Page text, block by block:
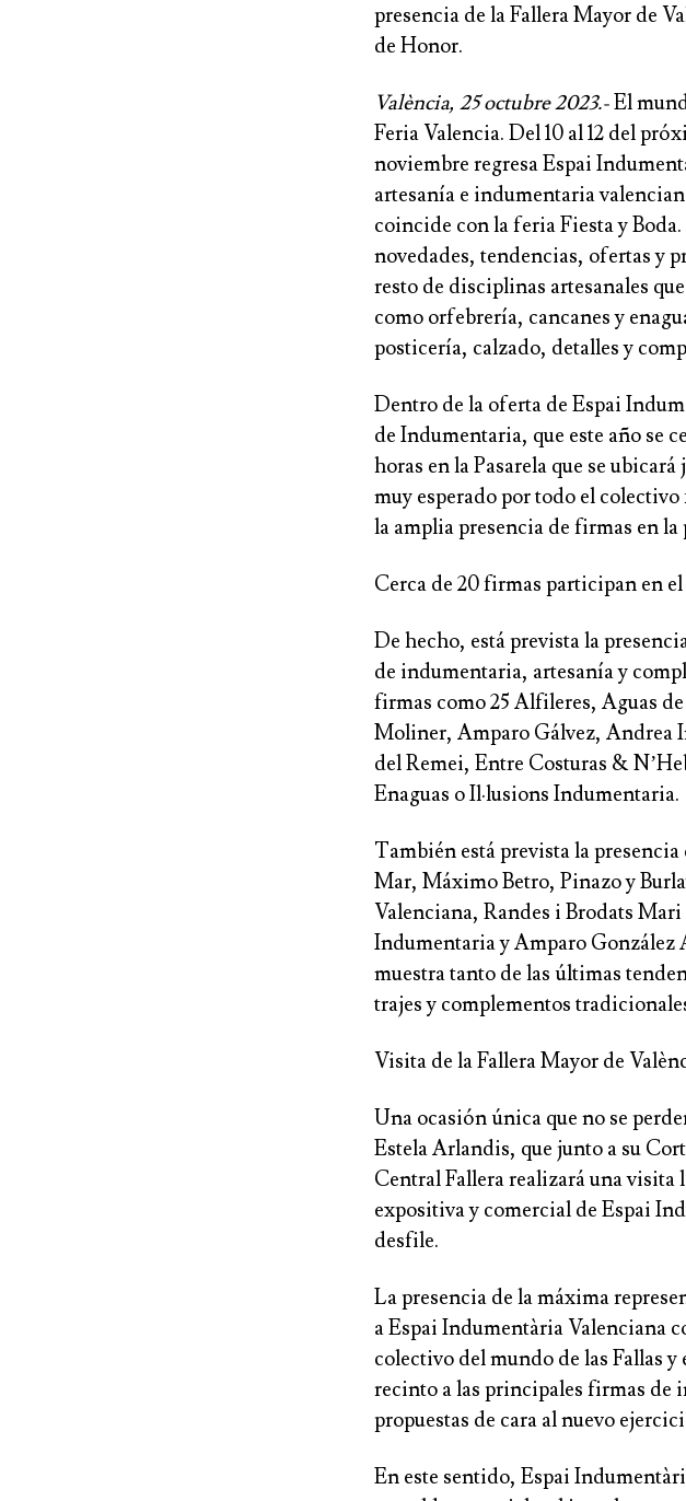
presencia de la Fallera Mayor de
de Honor.
València, 25 octubre 2023.-El
Feria Valencia. Del10 al 12 del
noviembre regresaEspai
artesanía e indumentaria
coincide conla feriaFiesta y Boda
novedades, tendencias, ofertas y
resto de disciplinas artesanales
como orfebrería, cancanesy
posticería, calzado, detallesy
Dentro de la oferta de Espai
de Indumentaria, que este año se
horas en la Pasarela que se
muy esperado por todo el
la amplia presencia de firmas en la
Cerca de 20 firmas participan en
De hecho, está prevista la
de indumentaria, artesanía y
firmas como25 Alfileres, Aguas
Moliner, Amparo Gálvez, Andrea
del Remei, Entre Costuras &
Enaguas oIl·lusions Indumentaria.
También está prevista la presencia
Mar, Máximo Betro, Pinazo y
Valenciana, Randes i Brodats
IndumentariayAmparo González
muestra tanto de las últimas
trajes y complementos
Visita de la Fallera Mayor de
Una ocasión única que no se
Estela Arlandis, que junto a su
Central Fallerarealizará una visita
expositiva y comercial de Espai
desfile.
La presencia de la máxima
a Espai Indumentària Valenciana
colectivo del mundo de las Fallas
recinto a las principales firmas de
propuestas de cara al nuevo
En este sentido, Espai